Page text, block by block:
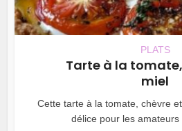
PLATS
Tarte à la
miel
Cette tarte à la tomate, chèvre
délice pour les amateurs